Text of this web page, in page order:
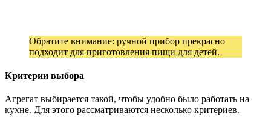
Обратите внимание: ручной прибор прекрасно
подходит для приготовления пищи для детей.
Критерии выбора
Агрегат выбирается такой, чтобы удобно было работать на
кухне. Для этого рассматриваются несколько критериев.